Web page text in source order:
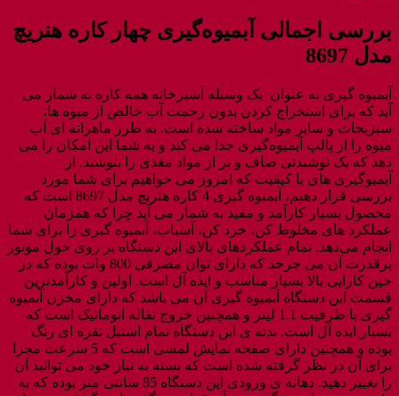
بررسی اجمالی آبمیوه‌گیری چهار کاره هنریچ
مدل 8697
آبمیوه گیری به عنوان یک وسیله آشپزخانه همه کاره به شمار می
آید که برای استخراج کردن بدون زحمت آب خالص از میوه ها،
سبزیجات و سایر مواد ساخته شده است. به طرز ماهرانه ای آب
میوه را از پالپ آبمیوه‌گیری جدا می کند و به شما این امکان را می
دهد که یک نوشیدنی صاف و پر از مواد مغذی را بنوشید. از
آبمیوگیری های با کیفیت که امروز می خواهیم برای شما مورد
بررسی قرار دهیم، آبمیوه گیری 4 کاره هنریچ مدل 8697 است که
محصول بسیار کارآمد و مفید به شمار می آید چرا که همزمان
عملکرد های مخلوط کن، خرد کن، آسیاب، آبمیوه گیری را برای شما
انجام می‌دهد. تمام عملکردهای بالای این دستگاه بر روی حول موتور
پرقدرت آن می چرخد که دارای توان مصرفی 800 وات بوده که در
حین کارایی بالا بسیار مناسب و ایده آل است. اولین و کارآمدترین
قسمت این دستگاه آبمیوه گیری آن می باشد که دارای مخزن آبمیوه
گیری با ظرفیت 1.1 لیتر و همچنین خروج تفاله اتوماتیک است که
بسیار ایده آل است. بدنه ی این دستگاه تمام استیل نقره ای رنگ
بوده و همچنین دارای صفحه نمایش لمسی است که 5 سرعت مجزا
برای آن در نظر گرفته شده است که بسته به نیاز خود می توانید آن
را تغییر دهید. دهانه ی ورودی این دستگاه 85 سانتی متر بوده که به